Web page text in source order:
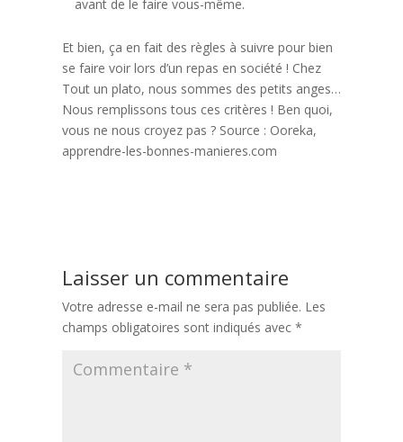
avant de le faire vous-même.
Et bien, ça en fait des règles à suivre pour bien
se faire voir lors d’un repas en société ! Chez
Tout un plato, nous sommes des petits anges…
Nous remplissons tous ces critères ! Ben quoi,
vous ne nous croyez pas ? Source : Ooreka,
apprendre-les-bonnes-manieres.com
l’articleLaisser un commentaire
Votre adresse e-mail ne sera pas publiée. Les
champs obligatoires sont indiqués avec *